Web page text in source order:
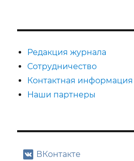
Редакция журнала
Сотрудничество
Контактная информация
Наши партнеры
ВКонтакте